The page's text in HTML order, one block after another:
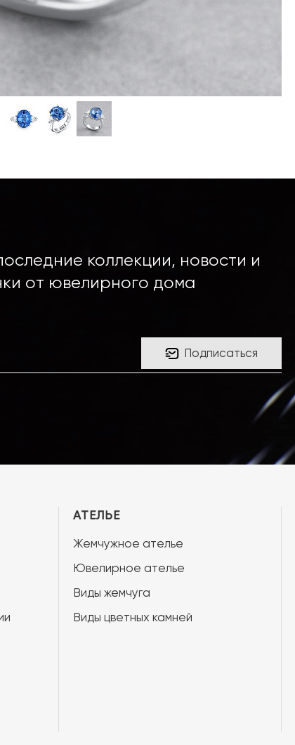
коллекции, новости и
от ювелирного дома
Подписаться
АТЕЛЬЕ
Жемчужное ателье
Ювелирное ателье
Виды жемчуга
Виды цветных камней